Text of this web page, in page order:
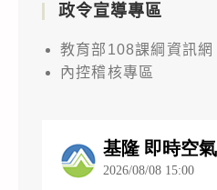
政令宣導專區
教育部108課綱資訊網
內控稽核專區